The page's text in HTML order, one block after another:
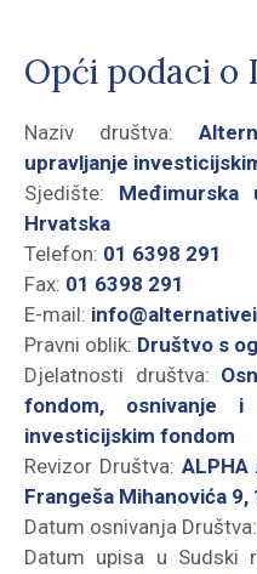
Opći podaci o
Naziv društva:
upravljanje
Sjedište:
Hrvatska
Telefon: 01 6398 291
Fax: 01 6398 291
E-mail:
Pravni oblik: Društvo s
Djelatnosti društva:
fondom, osnivanje i
investicijskim fondom
Revizor Društva: ALPHA
Frangeša Mihanovića 9,
Datum osnivanja Društva:
Datum upisa u Sudski